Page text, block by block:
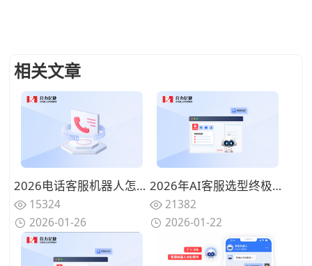
相关文章
2026电话客服机器人怎么选？AI时代从技术底座到落地运营的全景评测（主流厂商深度对比）
15324
2026-01-26
2026年AI客服选型终极指南：十家主流厂商深度评测与落地实战图谱
21382
2026-01-22